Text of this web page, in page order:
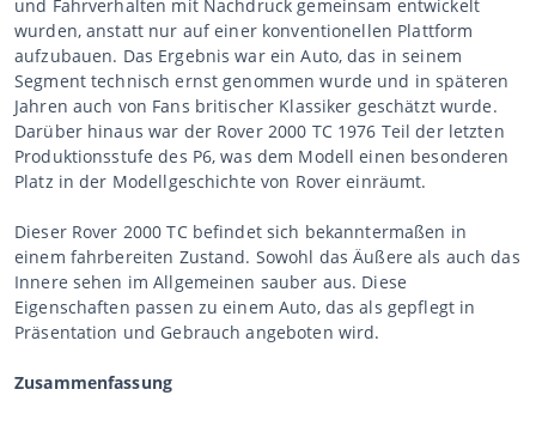
und Fahrverhalten mit Nachdruck gemeinsam entwickelt
wurden, anstatt nur auf einer konventionellen Plattform
aufzubauen. Das Ergebnis war ein Auto, das in seinem
Segment technisch ernst genommen wurde und in späteren
Jahren auch von Fans britischer Klassiker geschätzt wurde.
Darüber hinaus war der Rover 2000 TC 1976 Teil der letzten
Produktionsstufe des P6, was dem Modell einen besonderen
Platz in der Modellgeschichte von Rover einräumt.
Dieser Rover 2000 TC befindet sich bekanntermaßen in
einem fahrbereiten Zustand. Sowohl das Äußere als auch das
Innere sehen im Allgemeinen sauber aus. Diese
Eigenschaften passen zu einem Auto, das als gepflegt in
Präsentation und Gebrauch angeboten wird.
Zusammenfassung